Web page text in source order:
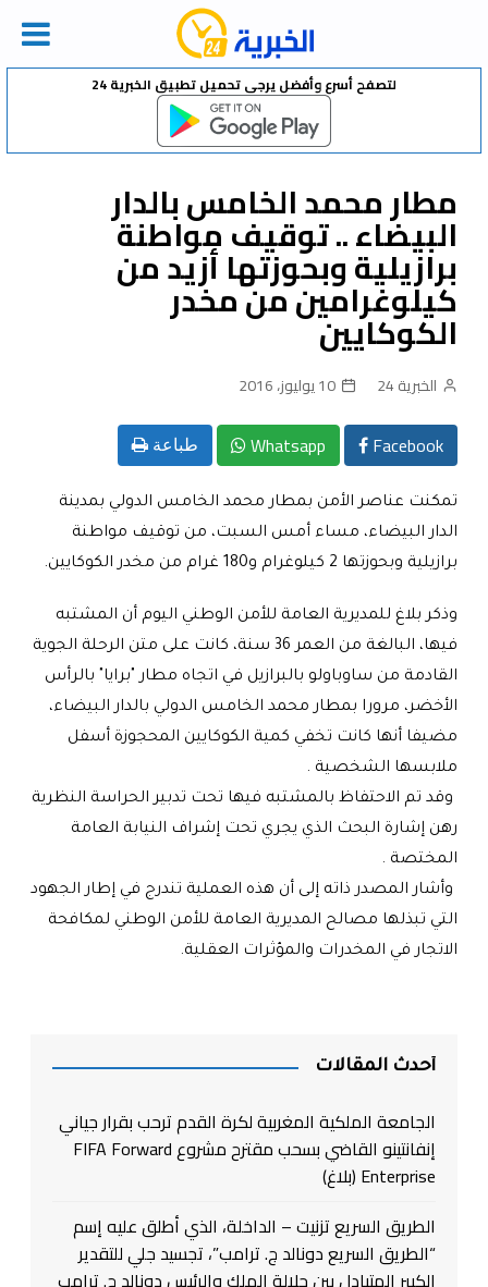
Skip
لتصفح أسرع وأفضل يرجى تحميل تطبيق الخبرية 24
مطار محمد الخامس بالدار
البيضاء .. توقيف مواطنة
برازيلية وبحوزتها أزيد من
كيلوغرامين من مخدر
الكوكايين
الخبرية 24 10 يوليوز، 2016
Facebook
Whatsapp طباعة
تمكنت عناصر الأمن بمطار محمد الخامس الدولي بمدينة
الدار البيضاء، مساء أمس السبت، من توقيف مواطنة
برازيلية وبحوزتها 2 كيلوغرام و180 غرام من مخدر الكوكايين
.
وذكر بلاغ للمديرية العامة للأمن الوطني اليوم أن المشتبه
فيها، البالغة من العمر 36 سنة، كانت على متن الرحلة الجوية
القادمة من ساوباولو بالبرازيل في اتجاه مطار "برايا" بالرأس
الأخضر، مرورا بمطار محمد الخامس الدولي بالدار البيضاء،
مضيفا أنها كانت تخفي كمية الكوكايين المحجوزة أسفل
ملابسها الشخصية .
وقد تم الاحتفاظ بالمشتبه فيها تحت تدبير الحراسة النظرية
رهن إشارة البحث الذي يجري تحت إشراف النيابة العامة
المختصة .
وأشار المصدر ذاته إلى أن هذه العملية تندرج في إطار الجهود
التي تبذلها مصالح المديرية العامة للأمن الوطني لمكافحة
الاتجار في المخدرات والمؤثرات العقلية.
أحدث المقالات
الجامعة الملكية المغربية لكرة القدم ترحب بقرار جياني
إنفانتينو القاضي بسحب مقترح مشروع FIFA Forward
Enterprise (بلاغ)
الطريق السريع تزنيت – الداخلة، الذي أطلق عليه إسم
“الطريق السريع دونالد ج. ترامب”، تجسيد جلي للتقدير
الكبير المتبادل بين جلالة الملك والرئيس دونالد ج. ترامب